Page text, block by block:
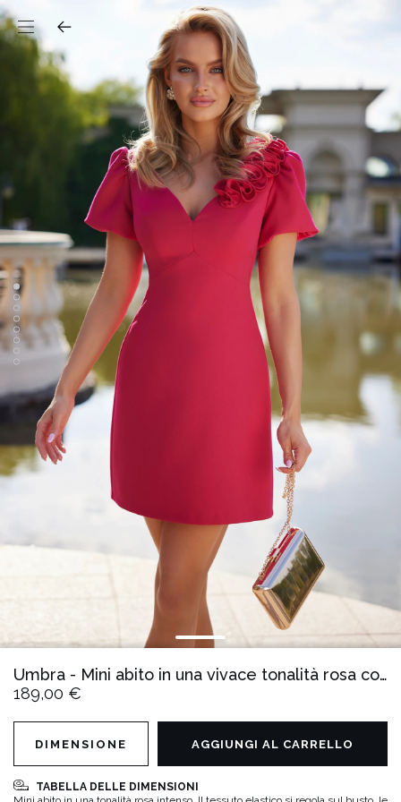
Umbra - Mini abito in una vivace tonalità rosa con tessuto elasticizzato, maniche a buffo e spilla staccabile
189,00 €
TABELLA DELLE DIMENSIONI
DIMENSIONE AGGIUNGI AL CARRELLO